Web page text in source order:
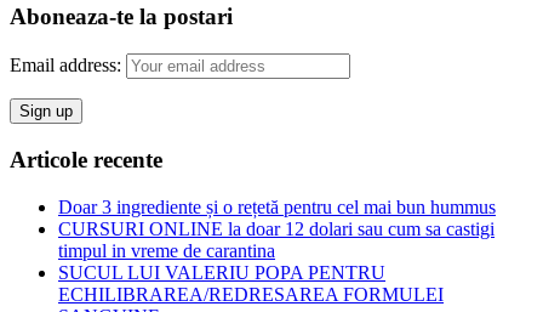
Aboneaza-te la postari
Email address:
Articole recente
Doar 3 ingrediente și o rețetă pentru cel mai bun hummus
CURSURI ONLINE la doar 12 dolari sau cum sa castigi
timpul in vreme de carantina
SUCUL LUI VALERIU POPA PENTRU
ECHILIBRAREA/REDRESAREA FORMULEI